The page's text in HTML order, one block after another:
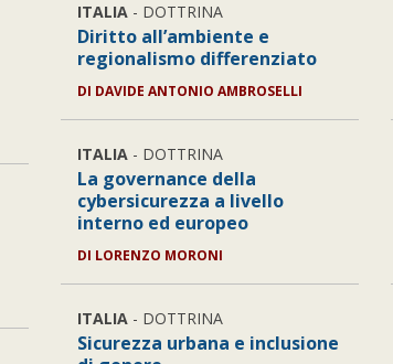
ITALIA - DOTTRINA
Diritto all’ambiente e
regionalismo differenziato
DI DAVIDE ANTONIO AMBROSELLI
ITALIA - DOTTRINA
La governance della
cybersicurezza a livello
interno ed europeo
DI LORENZO MORONI
ITALIA - DOTTRINA
Sicurezza urbana e inclusione